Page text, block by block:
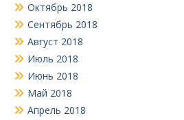
Октябрь 2018
Сентябрь 2018
Август 2018
Июль 2018
Июнь 2018
Май 2018
Апрель 2018